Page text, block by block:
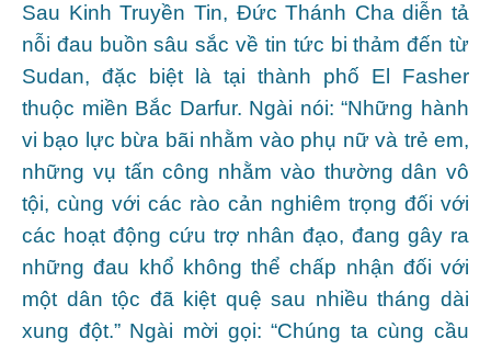
Sau Kinh Truyền Tin, Đức Thánh Cha diễn tả
nỗi đau buồn sâu sắc về tin tức bi thảm đến từ
Sudan, đặc biệt là tại thành phố El Fasher
thuộc miền Bắc Darfur. Ngài nói: “Những hành
vi bạo lực bừa bãi nhằm vào phụ nữ và trẻ em,
những vụ tấn công nhằm vào thường dân vô
tội, cùng với các rào cản nghiêm trọng đối với
các hoạt động cứu trợ nhân đạo, đang gây ra
những đau khổ không thể chấp nhận đối với
một dân tộc đã kiệt quệ sau nhiều tháng dài
xung đột.” Ngài mời gọi: “Chúng ta cùng cầu